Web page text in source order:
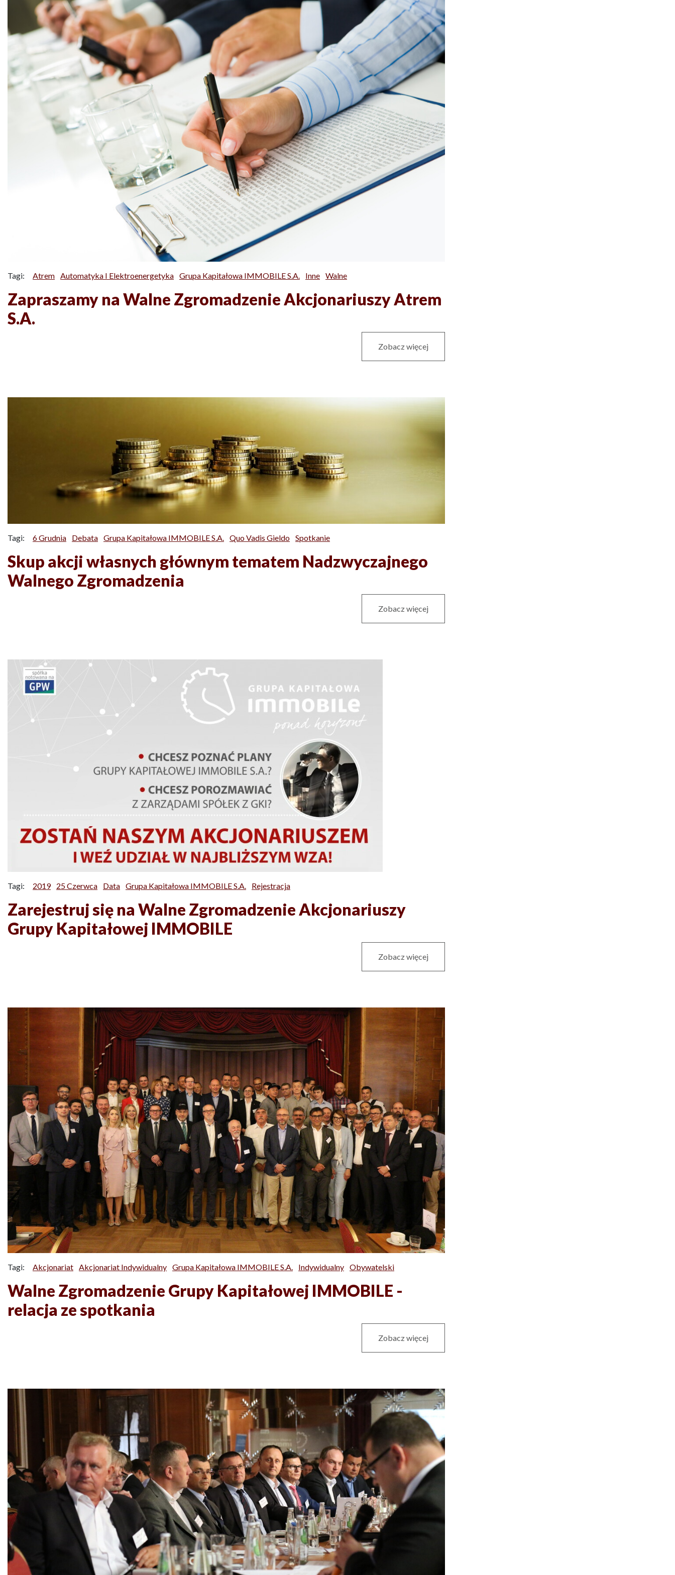
Tagi: Atrem Automatyka I Elektroenergetyka Grupa Kapitałowa IMMOBILE S.A. Inne Walne
Zapraszamy na Walne Zgromadzenie Akcjonariuszy Atrem
S.A.
Zobacz więcej
Tagi: 6 Grudnia Debata Grupa Kapitałowa IMMOBILE S.A. Quo Vadis Gieldo Spotkanie
Skup akcji własnych głównym tematem Nadzwyczajnego
Walnego Zgromadzenia
Zobacz więcej
Tagi: 2019 25 Czerwca Data Grupa Kapitałowa IMMOBILE S.A. Rejestracja
Zarejestruj się na Walne Zgromadzenie Akcjonariuszy
Grupy Kapitałowej IMMOBILE
Zobacz więcej
Tagi: Akcjonariat Akcjonariat Indywidualny Grupa Kapitałowa IMMOBILE S.A. Indywidualny Obywatelski
Walne Zgromadzenie Grupy Kapitałowej IMMOBILE -
relacja ze spotkania
Zobacz więcej